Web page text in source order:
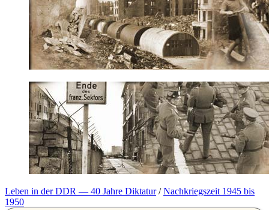
Leben in der DDR — 40 Jahre Diktatur/Nachkriegszeit 1945 bis
1950